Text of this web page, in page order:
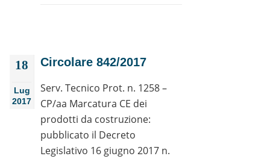
18
Lug
2017
Circolare 842/2017
Serv. Tecnico Prot. n. 1258 –
CP/aa Marcatura CE dei
prodotti da costruzione:
pubblicato il Decreto
Legislativo 16 giugno 2017 n.